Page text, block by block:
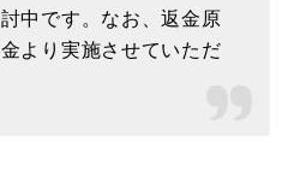
中です。なお、返金原
より実施させていただ